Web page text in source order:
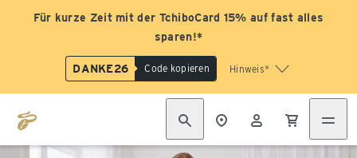
Für kurze Zeit mit der TchiboCard 15% auf fast alles
sparen!*
DANKE26 Code kopieren Hinweis*